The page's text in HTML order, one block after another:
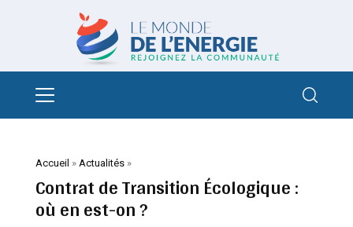
Accueil » Actualités»
Contrat de Transition Écologique :
où en est-on ?